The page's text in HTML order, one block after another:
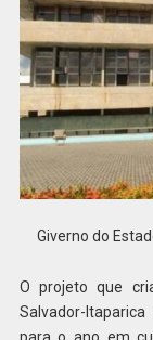
Giverno do
O projeto que
Salvador-